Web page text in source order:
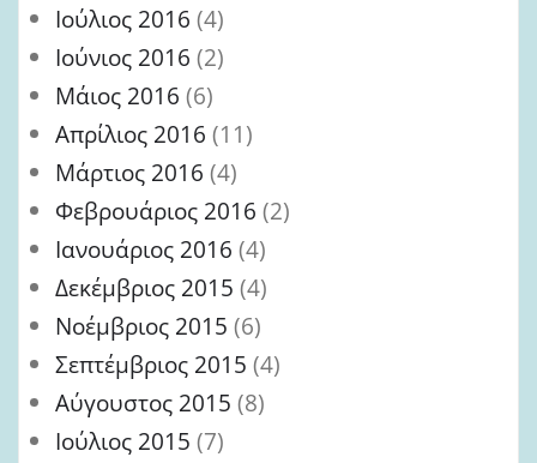
Ιούλιος 2016 (4)
Ιούνιος 2016 (2)
Μάιος 2016 (6)
Απρίλιος 2016 (11)
Μάρτιος 2016 (4)
Φεβρουάριος 2016 (2)
Ιανουάριος 2016 (4)
Δεκέμβριος 2015 (4)
Νοέμβριος 2015 (6)
Σεπτέμβριος 2015 (4)
Αύγουστος 2015 (8)
Ιούλιος 2015 (7)